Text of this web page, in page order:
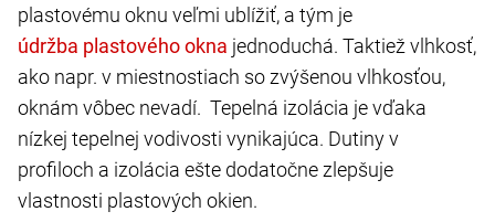
plastovému oknu veľmi ublížiť, a tým je
jednoduchá. Taktiež vlhkosť,
ako napr. v miestnostiach so zvýšenou vlhkosťou,
oknám vôbec nevadí. Tepelná izolácia je vďaka
nízkej tepelnej vodivosti vynikajúca. Dutiny v
profiloch a izolácia ešte dodatočne zlepšuje
vlastnosti plastových okien.